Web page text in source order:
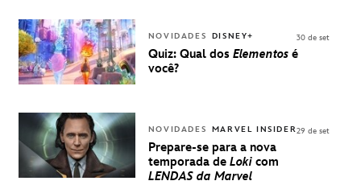
DISNEY
NOVIDADES DISNEY+
Quiz: Qual dos Elementos é
você?
30 de set
NOVIDADES MARVEL INSIDER
Prepare-se para a nova
temporada de Loki com
LENDAS da Marvel
29 de set